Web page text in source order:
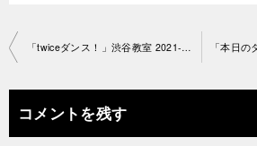
投
ナ
ビ
コメントを残す